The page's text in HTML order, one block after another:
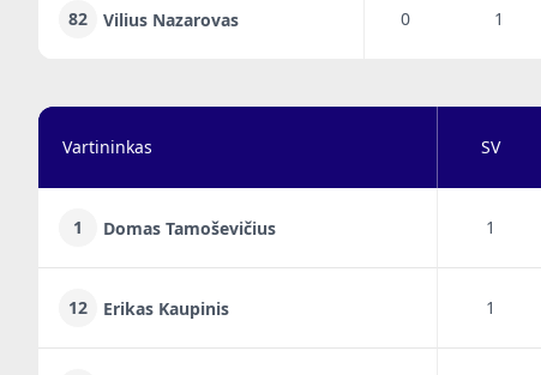
82 Vilius Nazarovas 0 1
Vartininkas SV
1 Domas Tamoševičius 1
12 Erikas Kaupinis 1